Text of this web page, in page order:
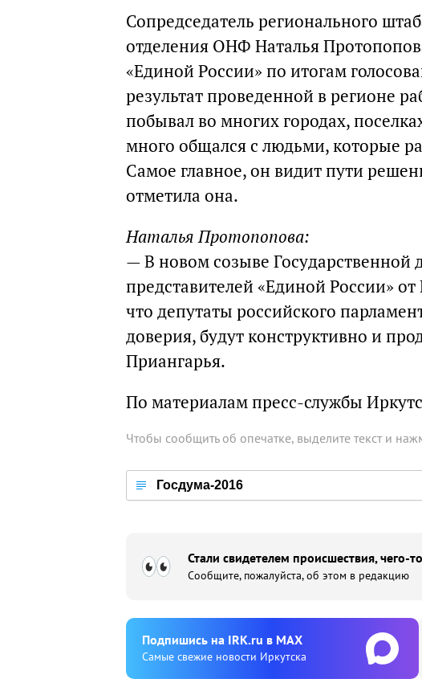
Сопредседатель регионального
отделения ОНФ Наталья
«Единой России» по итогам
результат проведенной в регионе
побывал во многих городах,
много общался с людьми, которые
Самое главное, он видит пути
отметила она.
Наталья Протопопова:
— В новом созыве Государственной
представителей «Единой России»
что депутаты российского
доверия, будут конструктивно и
Приангарья.
По материалам пресс-службы
Чтобы сообщить об опечатке, выделите текст и
Госдума-2016
Стали свидетелем происшествия, чего-
Сообщите, пожалуйста, об этом в редакцию
Подпишиcь на IRK.ru в MAX
Cамые свежие новости Иркутска